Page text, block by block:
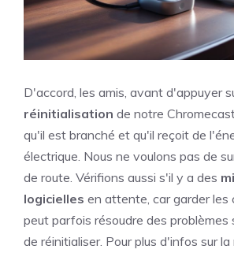
D'accord, les amis, avant d'appuyer
réinitialisation de notre
qu'il est branché et qu'il reçoit de
électrique. Nous ne voulons pas de
de route. Vérifions aussi s'il y a des
logicielles en attente, car garder les
peut parfois résoudre des problèmes
de réinitialiser. Pour plus d'infos sur la